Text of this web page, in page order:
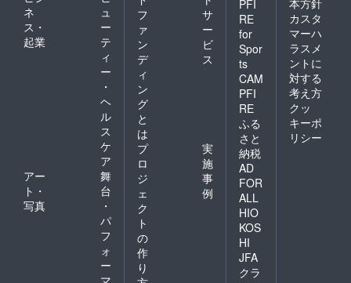
ネ
ス・
起業
ュ
ー
テ
ィ
ー
・
ヘ
ル
ス
ケ
ア
アー
ト・
写真
舞
台
・
パ
フ
ォ
ー
マ
フ
ァ
ン
デ
ィ
ン
グ
と
は
サ
ー
ビ
ス
プ
ロ
ジ
ェ
ク
ト
の
作
り
実
施
事
例
PFI
RE
for
Spor
ts
CAM
PFI
RE
ふる
さと
納税
AD
FOR
ALL
HIO
KOS
HI
JFA
クラ
カスタ
マーハ
ラスメ
ントに
対する
考え方
クッ
キーポ
リシー